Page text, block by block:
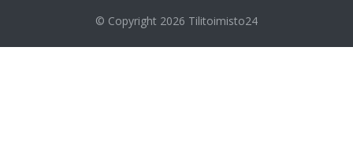
© Copyright 2026 Tilitoimisto24